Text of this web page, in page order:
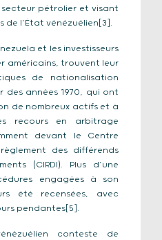
pétrolier et visant
de l’État vénézuélien[3].
et les investisseurs
américains, trouvent leur
de nationalisation
années 1970, qui ont
de nombreux actifs et à
recours en arbitrage
devant le Centre
des différends
(CIRDI). Plus d’une
engagées à son
été recensées, avec
pendantes[5].
conteste de